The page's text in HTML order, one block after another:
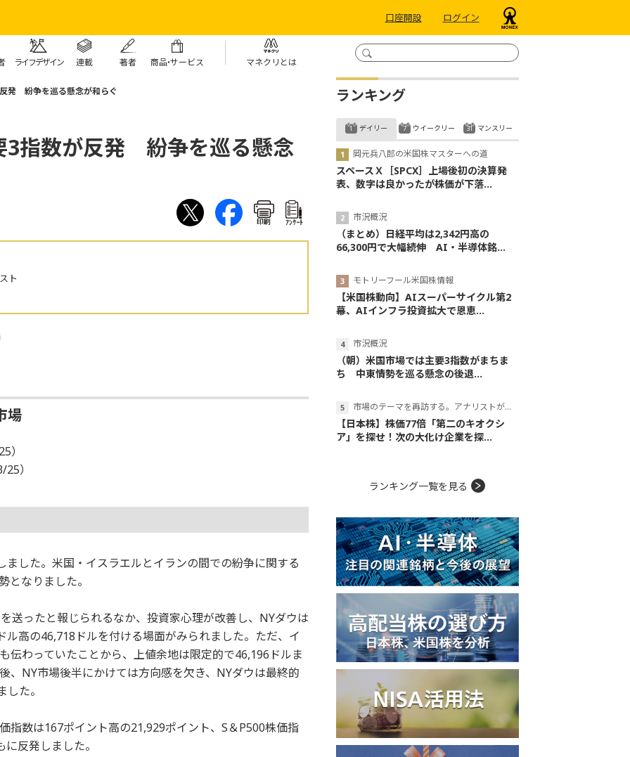
口座開設 ログイン
ライフデザイン 連載 著者 商品・サービス マネクリとは
発 紛争を巡る懸念が和らぐ
3指数が反発 紛争を巡る懸念
印刷 ｱﾝｹｰﾄ
ト
場
）
した。米国・イスラエルとイランの間での紛争に関する
となりました。
送ったと報じられるなか、投資家心理が改善し、NYダウは
高の46,718ドルを付ける場面がみられました。ただ、イ
伝わっていたことから、上値余地は限定的で46,196ドルま
、NY市場後半にかけては方向感を欠き、NYダウは最終的
た。
指数は167ポイント高の21,929ポイント、S＆P500株価指
反発しました。
ランキング
デイリー
岡元兵八郎の米国株マスターへの道
スペースＸ［SPCX］上場後初の決算発
表、数字は良かったが株価が下落...
市況概況
（まとめ）日経平均は2,342円高の
66,300円で大幅続伸 AI・半導体銘...
モトリーフール米国株情報
【米国株動向】AIスーパーサイクル第2
幕、AIインフラ投資拡大で恩恵...
市況概況
（朝）米国市場では主要3指数がまちま
ち 中東情勢を巡る懸念の後退...
市場のテーマを再訪する。アナリストが読み解くテーマの本質
【日本株】株価77倍「第二のキオクシ
ア」を探せ！次の大化け企業を探...
ウイークリー マンスリー
ランキング一覧を見る